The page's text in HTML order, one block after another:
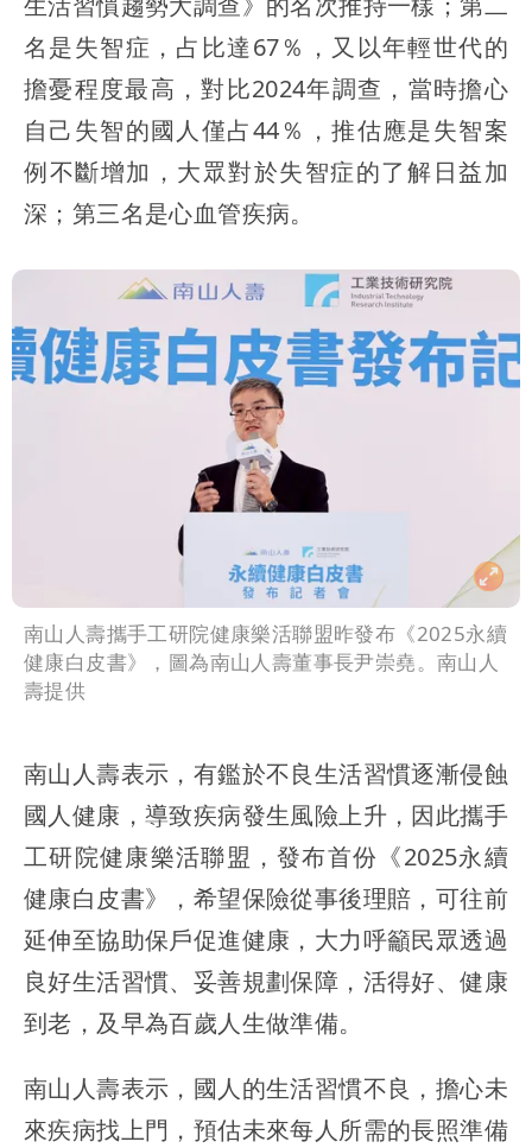
名是失智症，占比達67％，又以年輕世代的
擔憂程度最高，對比2024年調查，當時擔心
自己失智的國人僅占44％，推估應是失智案
例不斷增加，大眾對於失智症的了解日益加
深；第三名是心血管疾病。
南山人壽攜手工研院健康樂活聯盟昨發布《2025永續
健康白皮書》，圖為南山人壽董事長尹崇堯。南山人
壽提供
南山人壽表示，有鑑於不良生活習慣逐漸侵蝕
國人健康，導致疾病發生風險上升，因此攜手
工研院健康樂活聯盟，發布首份《2025永續
健康白皮書》，希望保險從事後理賠，可往前
延伸至協助保戶促進健康，大力呼籲民眾透過
良好生活習慣、妥善規劃保障，活得好、健康
到老，及早為百歲人生做準備。
南山人壽表示，國人的生活習慣不良，擔心未
來疾病找上門，預估未來每人所需的長照準備